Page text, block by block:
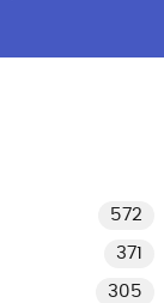
572
371
305